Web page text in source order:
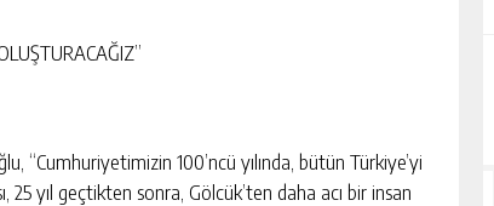
“Cumhuriyetimizin 100’ncü yılında, bütün Türkiye’yi
25 yıl geçtikten sonra, Gölcük’ten daha acı bir insan